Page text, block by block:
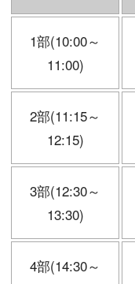
1部(10:00～
11:00)
2部(11:15～
12:15)
3部(12:30～
13:30)
4部(14:30～